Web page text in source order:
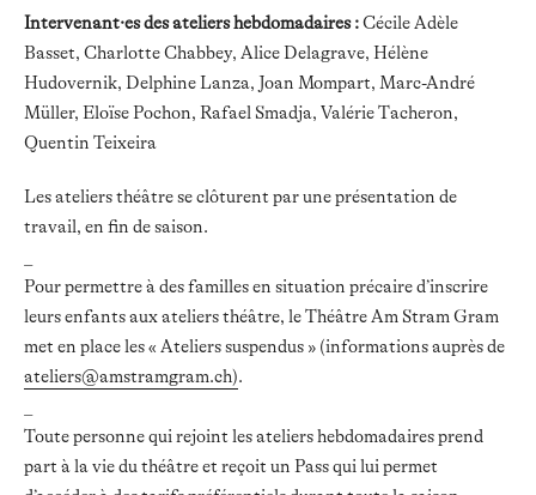
Intervenant·es des ateliers hebdomadaires :Cécile Adèle
Basset, Charlotte Chabbey, Alice Delagrave, Hélène
Hudovernik, Delphine Lanza, Joan Mompart, Marc-André
Müller, Eloïse Pochon, Rafael Smadja, Valérie Tacheron,
Quentin Teixeira
Les ateliers théâtre se clôturent par une présentation de
travail, en fin de saison.
Pour permettre à des familles en situation précaire d’inscrire
leurs enfants auxateliers théâtre, le Théâtre Am Stram Gram
met en place les « Ateliers suspendus » (informations auprès de
ateliers@amstramgram.ch).
Toute personne qui rejoint les ateliers hebdomadaires prend
part à la vie du théâtre etreçoit un Pass qui lui permet